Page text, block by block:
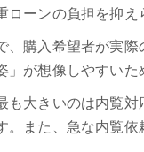
ーンの負担を抑え
、購入希望者が実
が想像しやすいた
も大きいのは内覧
。また、急な内覧